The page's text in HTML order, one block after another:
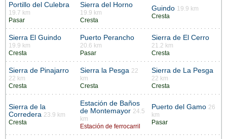
Portillo del Culebra
19.7 km
Pasar
Sierra del Horno
19.9 km
Cresta
Guindo 19.9 km
Cresta
Sierra El Guindo
19.9 km
Cresta
Puerto Perancho
20.6 km
Pasar
Sierra de El Cerro
21.2 km
Cresta
Sierra de Pinajarro
22 km
Cresta
Sierra la Pesga 22
km
Cresta
Sierra de La Pesga
22 km
Cresta
Sierra de la
Corredera 23.9 km
Cresta
Estación de Baños
de Montemayor 24.5
km
Estación de ferrocarril
Puerto del Gamo 26
km
Pasar